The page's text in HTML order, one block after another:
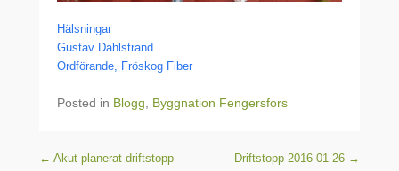
Hälsningar
Gustav Dahlstrand
Ordförande, Fröskog Fiber
Posted in Blogg Byggnation Fengersfors
Post navigation
← Akut planerat driftstopp Driftstopp 2016-01-26 →